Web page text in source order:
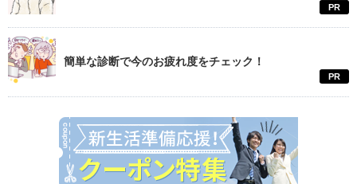
PR
簡単な診断で今のお疲れ度をチェック！
PR